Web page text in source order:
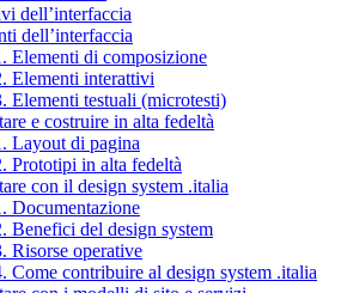
dell’interfaccia
dell’interfaccia
Elementi di composizione
Elementi interattivi
Elementi testuali (microtesti)
e costruire in alta fedeltà
Layout di pagina
Prototipi in alta fedeltà
con il design system .italia
Documentazione
Benefici del design system
Risorse operative
Come contribuire al design system .italia